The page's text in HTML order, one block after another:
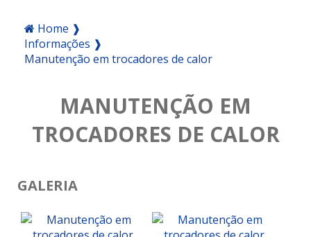
Home ❱
Informações ❱
Manutenção em trocadores de calor
MANUTENÇÃO EM
TROCADORES DE CALOR
GALERIA